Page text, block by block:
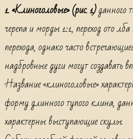
1. «Клиноголовые» (рис. 1)данного
черепа и морды 1:1, переход ото
перехода, однако часто
надбровные дуги могут создавать
Название «клиноголовые»
форму длинного тупого клина,
характерны выступающие скулы.